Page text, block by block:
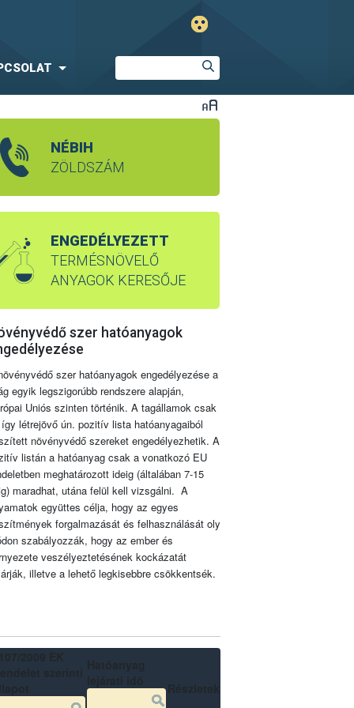
NÉBIH
ZÖLDSZÁM
ENGEDÉLYEZETT
TERMÉSNÖVELŐ
ANYAGOK KERESŐJE
szer hatóanyagok
szer hatóanyagok engedélyezése a
egyik legszigorúbb rendszere alapján,
Uniós szinten történik. A tagállamok csak
létrejövő ún. pozitív lista hatóanyagaiból
növényvédő szereket engedélyezhetik. A
listán a hatóanyag csak a vonatkozó EU
meghatározott ideig (általában 7-15
maradhat, utána felül kell vizsgálni. A
együttes célja, hogy az egyes
forgalmazását és felhasználását oly
szabályozzák, hogy az ember és
veszélyeztetésének kockázatát
illetve a lehető legkisebbre csökkentsék.